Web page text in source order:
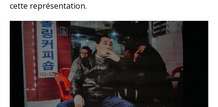
cette représentation.